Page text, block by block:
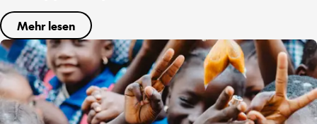
Mehr lesen